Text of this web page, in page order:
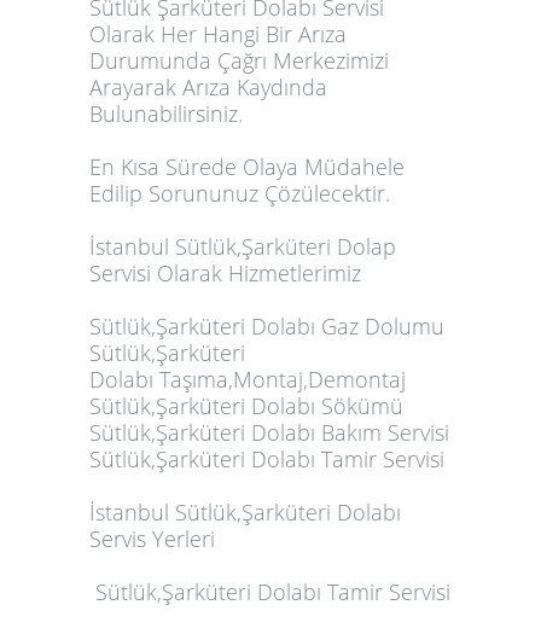
Sütlük Şarküteri Dolabı Servisi
Olarak Her Hangi Bir Arıza
Durumunda Çağrı Merkezimizi
Arayarak Arıza Kaydında
Bulunabilirsiniz.
En Kısa Sürede Olaya Müdahele
Edilip Sorununuz Çözülecektir.
İstanbul Sütlük,Şarküteri Dolap
Servisi Olarak Hizmetlerimiz
Sütlük,Şarküteri Dolabı Gaz Dolumu
Sütlük,Şarküteri
Dolabı Taşıma,Montaj,Demontaj
Sütlük,Şarküteri Dolabı Sökümü
Sütlük,Şarküteri Dolabı Bakım Servisi
Sütlük,Şarküteri Dolabı Tamir Servisi
İstanbul Sütlük,Şarküteri Dolabı
Servis Yerleri
Sütlük,Şarküteri Dolabı Tamir Servisi